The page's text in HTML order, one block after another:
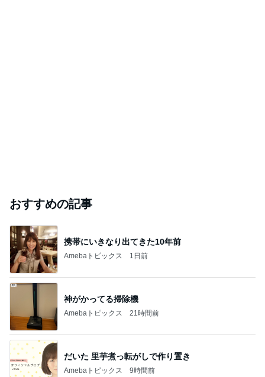
おすすめの記事
携帯にいきなり出てきた10年前
Amebaトピックス 1日前
神がかってる掃除機
Amebaトピックス 21時間前
だいた 里芋煮っ転がしで作り置き
Amebaトピックス 9時間前